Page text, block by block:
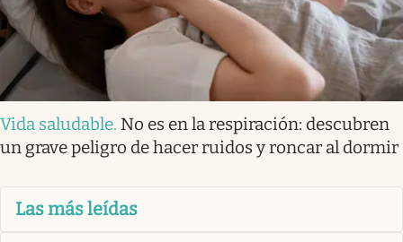
Vida saludable. No es en la respiración: descubren
un grave peligro de hacer ruidos y roncar al dormir
Las más leídas